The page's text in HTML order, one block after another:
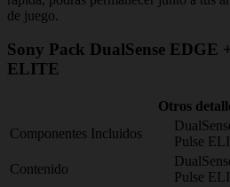
de juego.
Sony Pack DualSense EDGE
ELITE
Otros
Componentes Incluidos
Pulse
Contenido
Pulse